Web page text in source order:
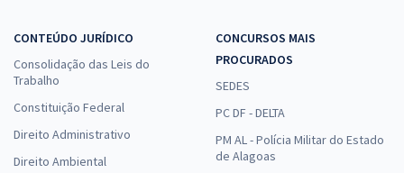
CONTEÚDO JURÍDICO
Consolidação das Leis do
Trabalho
Constituição Federal
Direito Administrativo
Direito Ambiental
CONCURSOS MAIS
PROCURADOS
SEDES
PC DF - DELTA
PM AL - Polícia Militar do Estado
de Alagoas